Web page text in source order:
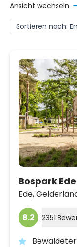
Ansicht wechseln
Bospark Ede
Ede,
8.2 2351